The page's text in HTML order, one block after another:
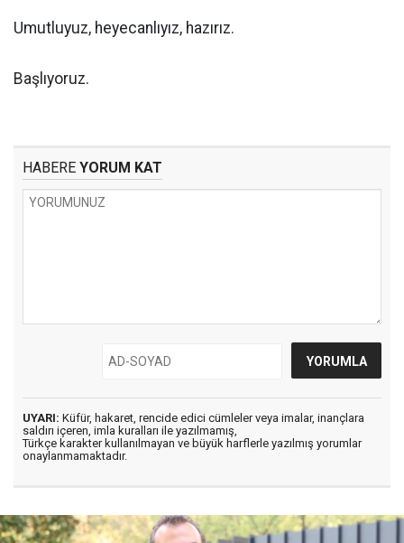
Umutluyuz, heyecanlıyız, hazırız.
Başlıyoruz.
HABERE YORUM KAT
UYARI: Küfür, hakaret, rencide edici cümleler veya imalar, inançlara
saldırı içeren, imla kuralları ile yazılmamış,
Türkçe karakter kullanılmayan ve büyük harflerle yazılmış yorumlar
onaylanmamaktadır.